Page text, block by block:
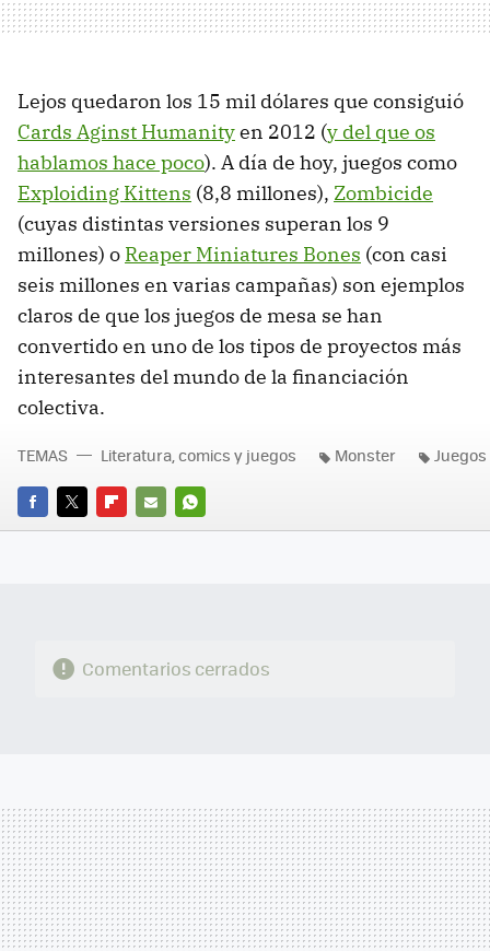
Lejos quedaron los 15 mil dólares que consiguió
Cards Aginst Humanityen 2012 (y del que os
hablamos hace poco). A día de hoy, juegos como
Exploiding Kittens (8,8 millones), Zombicide
(cuyas distintas versiones superan los 9
millones) o Reaper Miniatures Bones (con casi
seis millones en varias campañas) son ejemplos
claros de que los juegos de mesa se han
convertido en uno de los tipos de proyectos más
interesantes del mundo de la financiación
colectiva.
FACEBOOK
TWITTERFLIPBOARD
E-
WHATSAPP
TEMAS Literatura, comics y juegos Monster
Comentarios cerrados